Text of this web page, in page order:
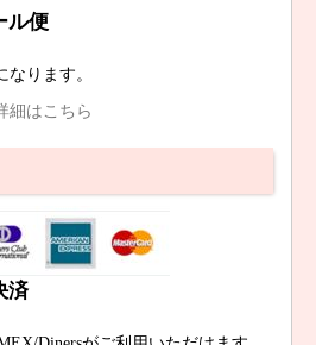
ル便
ります。
細はこちら
済